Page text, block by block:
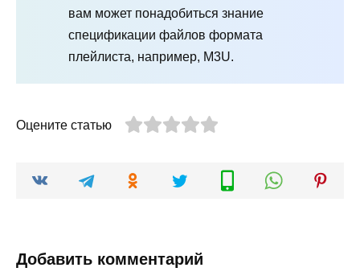
вам может понадобиться знание
спецификации файлов формата
плейлиста, например, M3U.
Оцените статью
Добавить комментарий